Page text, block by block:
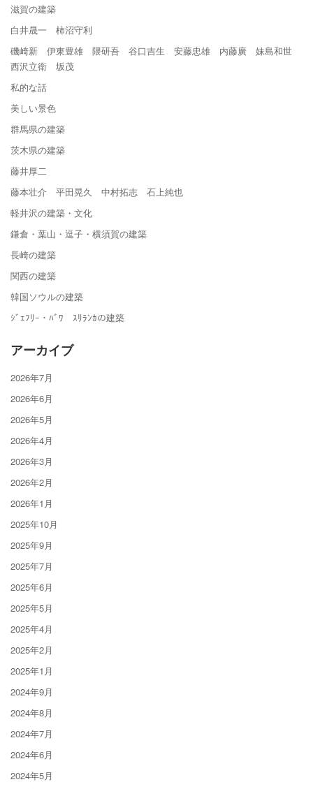
滋賀の建築
白井晟一 柿沼守利
磯崎新 伊東豊雄 隈研吾 谷口吉生 安藤忠雄 内藤廣 妹島和世
西沢立衛 坂茂
私的な話
美しい景色
群馬県の建築
茨木県の建築
藤井厚二
藤本壮介 平田晃久 中村拓志 石上純也
軽井沢の建築・文化
鎌倉・葉山・逗子・横須賀の建築
長崎の建築
関西の建築
韓国ソウルの建築
ｼﾞｪﾌﾘｰ・ﾊﾞﾜ ｽﾘﾗﾝｶの建築
アーカイブ
2026年7月
2026年6月
2026年5月
2026年4月
2026年3月
2026年2月
2026年1月
2025年10月
2025年9月
2025年7月
2025年6月
2025年5月
2025年4月
2025年2月
2025年1月
2024年9月
2024年8月
2024年7月
2024年6月
2024年5月